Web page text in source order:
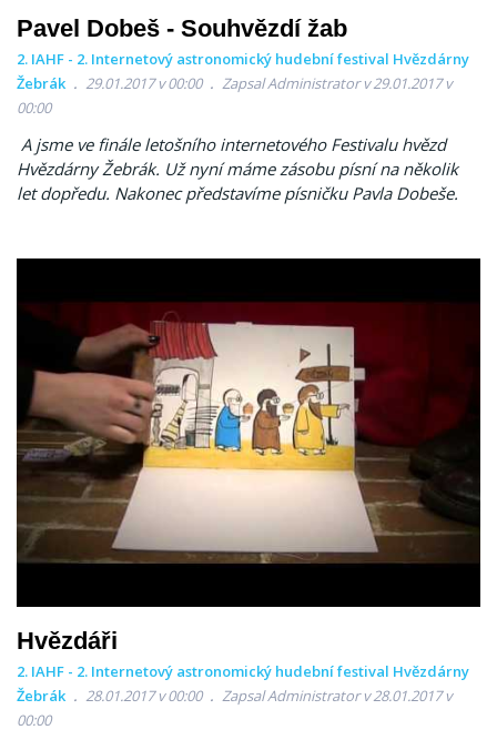
Pavel Dobeš - Souhvězdí žab
2. IAHF - 2. Internetový astronomický hudební festival Hvězdárny
Žebrák
29.01.2017 v 00:00
Zapsal Administrator v 29.01.2017 v
00:00
A jsme ve finále letošního internetového Festivalu hvězd
Hvězdárny Žebrák. Už nyní máme zásobu písní na několik
let dopředu. Nakonec představíme písničku Pavla Dobeše.
Hvězdáři
2. IAHF - 2. Internetový astronomický hudební festival Hvězdárny
Žebrák
28.01.2017 v 00:00
Zapsal Administrator v 28.01.2017 v
00:00